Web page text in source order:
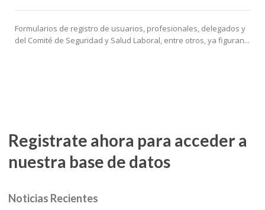
Formularios de registro de usuarios, profesionales, delegados y
del Comité de Seguridad y Salud Laboral, entre otros, ya figuran...
Registrate ahora para acceder a
nuestra base de datos
Noticias Recientes